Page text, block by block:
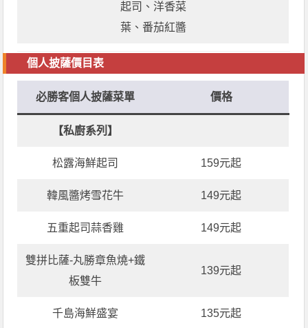
起司、洋香菜
葉、番茄紅醬
個人披薩價目表
必勝客個人披薩菜單 價格
【私廚系列】
松露海鮮起司 159元起
韓風醬烤雪花牛 149元起
五重起司蒜香雞 149元起
雙拼比薩-丸勝章魚燒+鐵
板雙牛
139元起
千島海鮮盛宴 135元起